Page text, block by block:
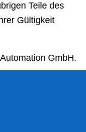
Teile des
Gültigkeit
GmbH.